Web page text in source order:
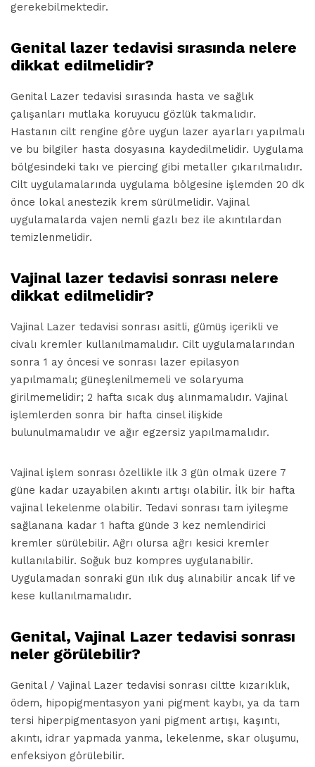
gerekebilmektedir.
Genital lazer tedavisi sırasında nelere
dikkat edilmelidir?
Genital Lazer tedavisi sırasında hasta ve sağlık
çalışanları mutlaka koruyucu gözlük takmalıdır.
Hastanın cilt rengine göre uygun lazer ayarları yapılmalı
ve bu bilgiler hasta dosyasına kaydedilmelidir. Uygulama
bölgesindeki takı ve piercing gibi metaller çıkarılmalıdır.
Cilt uygulamalarında uygulama bölgesine işlemden 20 dk
önce lokal anestezik krem sürülmelidir. Vajinal
uygulamalarda vajen nemli gazlı bez ile akıntılardan
temizlenmelidir.
Vajinal lazer tedavisi sonrası nelere
dikkat edilmelidir?
Vajinal Lazer tedavisi sonrası asitli, gümüş içerikli ve
civalı kremler kullanılmamalıdır. Cilt uygulamalarından
sonra 1 ay öncesi ve sonrası lazer epilasyon
yapılmamalı; güneşlenilmemeli ve solaryuma
girilmemelidir; 2 hafta sıcak duş alınmamalıdır. Vajinal
işlemlerden sonra bir hafta cinsel ilişkide
bulunulmamalıdır ve ağır egzersiz yapılmamalıdır.
Vajinal işlem sonrası özellikle ilk 3 gün olmak üzere 7
güne kadar uzayabilen akıntı artışı olabilir. İlk bir hafta
vajinal lekelenme olabilir. Tedavi sonrası tam iyileşme
sağlanana kadar 1 hafta günde 3 kez nemlendirici
kremler sürülebilir. Ağrı olursa ağrı kesici kremler
kullanılabilir. Soğuk buz kompres uygulanabilir.
Uygulamadan sonraki gün ılık duş alınabilir ancak lif ve
kese kullanılmamalıdır.
Genital, Vajinal Lazer tedavisi sonrası
neler görülebilir?
Genital / Vajinal Lazer tedavisi sonrası ciltte kızarıklık,
ödem, hipopigmentasyon yani pigment kaybı, ya da tam
tersi hiperpigmentasyon yani pigment artışı, kaşıntı,
akıntı, idrar yapmada yanma, lekelenme, skar oluşumu,
enfeksiyon görülebilir.